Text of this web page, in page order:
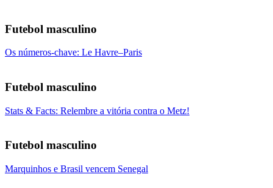
Futebol masculino
Os números-chave: Le Havre–Paris
Futebol masculino
Stats & Facts: Relembre a vitória contra o Metz!
Futebol masculino
Marquinhos e Brasil vencem Senegal